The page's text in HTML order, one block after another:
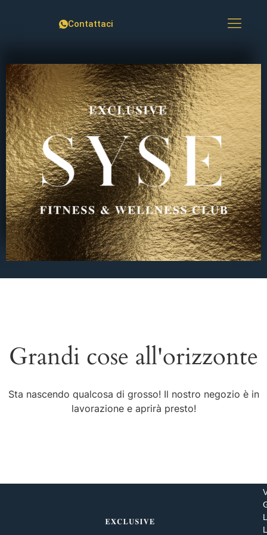
Contattaci
Grandi cose all'orizzonte
Sta nascendo qualcosa di grosso! Il nostro negozio è in
lavorazione e aprirà presto!